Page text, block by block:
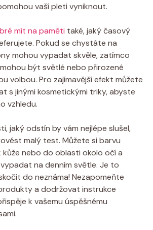
vaší pleti vyniknout.
mít na paměti také, jaký časový
Pokud se chystáte na
mohou vypadat skvěle, zatímco
být světlé nebo přirozené
volbou. Pro zajímavější efekt můžete
s jinými kosmetickými triky, abyste
vzhledu.
jaký odstín by vám nejlépe slušel,
malý test. Můžete si barvu
kůže nebo do oblasti okolo očí a
na denním světle. Je to
do neznáma! Nezapomeňte
a dodržovat instrukce
k vašemu úspěšnému